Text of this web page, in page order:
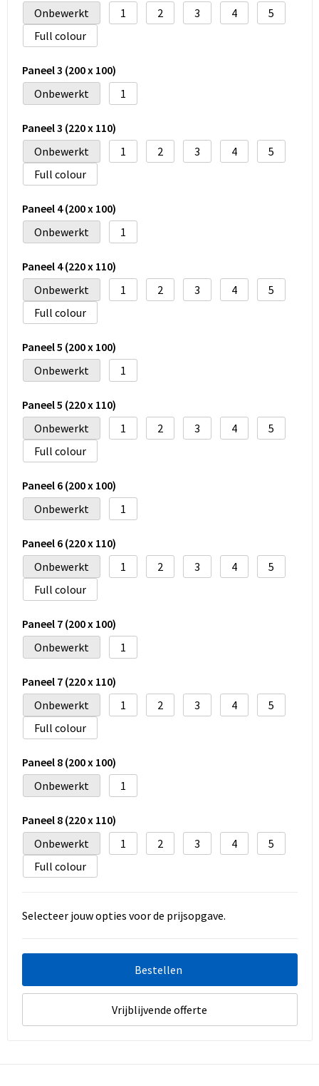
Onbewerkt
1 2 3 4
5
Full colour
Paneel 3 (200 x 100)
Onbewerkt
1
Paneel 3 (220 x 110)
Onbewerkt
1 2 3 4
5
Full colour
Paneel 4 (200 x 100)
Onbewerkt
1
Paneel 4 (220 x 110)
Onbewerkt
1 2 3 4
5
Full colour
Paneel 5 (200 x 100)
Onbewerkt
1
Paneel 5 (220 x 110)
Onbewerkt
1 2 3 4
5
Full colour
Paneel 6 (200 x 100)
Onbewerkt
1
Paneel 6 (220 x 110)
Onbewerkt
1 2 3 4
5
Full colour
Paneel 7 (200 x 100)
Onbewerkt
1
Paneel 7 (220 x 110)
Onbewerkt
1 2 3 4
5
Full colour
Paneel 8 (200 x 100)
Onbewerkt
1
Paneel 8 (220 x 110)
Onbewerkt
1 2 3 4
5
Full colour
Selecteer jouw opties voor de prijsopgave.
Bestellen
Vrijblijvende offerte